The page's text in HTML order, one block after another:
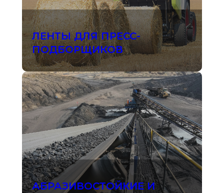
ЛЕНТЫ ДЛЯ ПРЕСС-
ПОДБОРЩИКОВ
АБРАЗИВОСТОЙКИЕ И